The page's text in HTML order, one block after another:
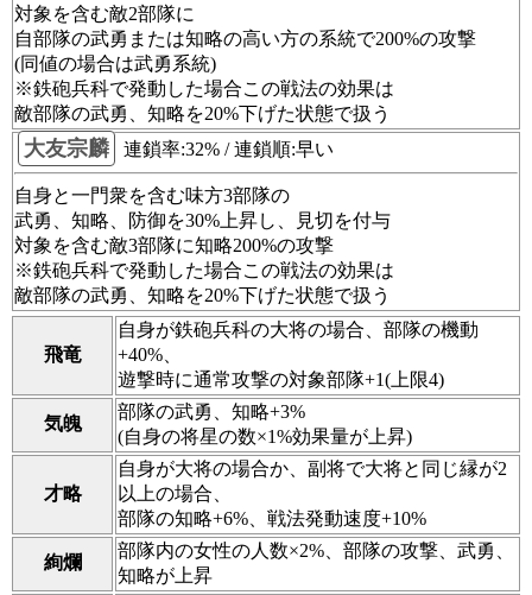
対象を含む敵2部隊に
自部隊の武勇または知略の高い方の系統で200%の攻撃
(同値の場合は武勇系統)
※鉄砲兵科で発動した場合この戦法の効果は
敵部隊の武勇、知略を20%下げた状態で扱う
大友宗麟 連鎖率:32% / 連鎖順:早い
自身と一門衆を含む味方3部隊の
武勇、知略、防御を30%上昇し、見切を付与
対象を含む敵3部隊に知略200%の攻撃
※鉄砲兵科で発動した場合この戦法の効果は
敵部隊の武勇、知略を20%下げた状態で扱う
飛竜
自身が鉄砲兵科の大将の場合、部隊の機動
+40%、
遊撃時に通常攻撃の対象部隊+1(上限4)
気魄
部隊の武勇、知略+3%
(自身の将星の数×1%効果量が上昇)
才略
自身が大将の場合か、副将で大将と同じ縁が2
以上の場合、
部隊の知略+6%、戦法発動速度+10%
絢爛
部隊内の女性の人数×2%、部隊の攻撃、武勇、
知略が上昇